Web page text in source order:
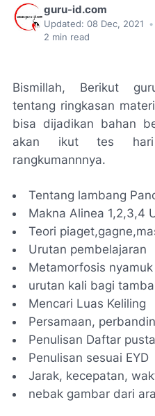
guru-id.com
Updated: 08 Dec, 2021
•
2 min read
Bismillah, Berikut
tentang ringkasan
bisa dijadikan bahan
akan ikut tes
rangkumannnya.
Tentang lambang
Makna Alinea 1,2,3,4
Teori
Urutan pembelajaran
Metamorfosis nyamuk
urutan kali bagi
Mencari Luas Keliling
Persamaan,
Penulisan Daftar
Penulisan sesuai EYD
Jarak, kecepatan,
nebak gambar dari